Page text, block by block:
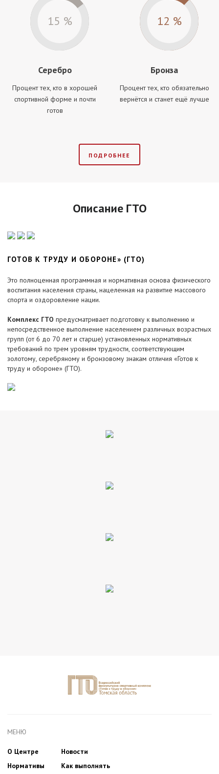
15 %
Серебро
Процент тех, кто в хорошей
спортивной форме и почти
готов
12 %
Бронза
Процент тех, кто обязательно
вернётся и станет ещё лучше
ПОДРОБНЕЕ
Описание ГТО
ГОТОВ К ТРУДУ И ОБОРОНЕ» (ГТО)
Это полноценная программная и нормативная основа физического
воспитания населения страны, нацеленная на развитие массового
спорта и оздоровление нации.
Комплекс ГТО предусматривает подготовку к выполнению и
непосредственное выполнение населением различных возрастных
групп (от 6 до 70 лет и старше) установленных нормативных
требований по трем уровням трудности, соответствующим
золотому, серебряному и бронзовому знакам отличия «Готов к
труду и обороне» (ГТО).
МЕНЮ
О Центре
Нормативы
Новости
Как выполнять